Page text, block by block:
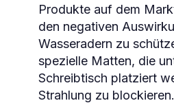
Produkte auf dem
den negativen
Wasseradern zu
spezielle Matten, die
Schreibtisch platziert
Strahlung zu blockieren.